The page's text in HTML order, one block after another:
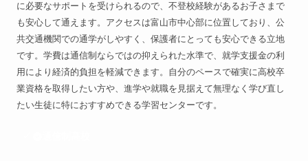
に必要なサポートを受けられるので、不登校経験があるお子さまで
も安心して通えます。アクセスは富山市中心部に位置しており、公
共交通機関での通学がしやすく、保護者にとっても安心できる立地
です。学費は通信制ならではの抑えられた水準で、就学支援金の利
用により経済的負担を軽減できます。自分のペースで確実に高校卒
業資格を取得したい方や、進学や就職を見据えて無理なく学び直し
たい生徒に特におすすめできる学習センターです。